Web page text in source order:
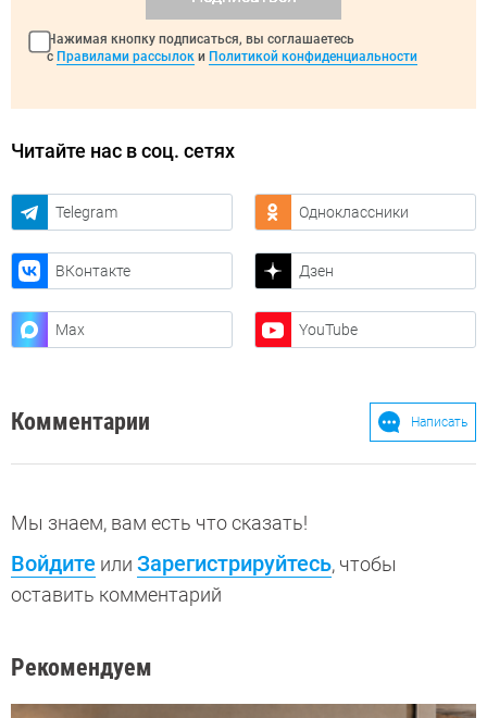
Нажимая кнопку подписаться, вы соглашаетесь
с Правилами рассылок и Политикой конфиденциальности
Читайте нас в соц. сетях
Telegram Одноклассники
ВКонтакте Дзен
Max YouTube
Комментарии Написать
Мы знаем, вам есть что сказать!
Войдите или Зарегистрируйтесь, чтобы
оставить комментарий
Рекомендуем